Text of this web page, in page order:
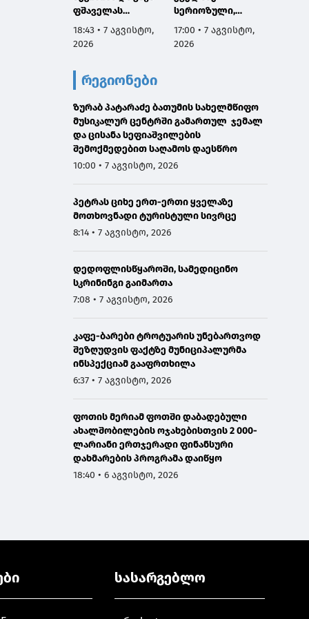
ფშაველას
გამზირების
კვეთიდან ჟვანიას
მოძრაობა
დროებით
შეიზღუდება
18:43 • 7 აგვისტო,
2026
სერიოზული,
ოფიციალური
განცხადება ჩემგან
დამეხმარეთ
გაზიარებაში"
17:00 • 7 აგვისტო,
2026
რეგიონები
ზურაბ პატარაძე ბათუმის სახელმწიფო
მუსიკალურ ცენტრში გამართულ ჯემალ
და ცისანა სეფიაშვილების
შემოქმედებით საღამოს დაესწრო
10:00 • 7 აგვისტო, 2026
პეტრას ციხე ერთ-ერთი ყველაზე
მოთხოვნადი ტურისტული სივრცე
8:14 • 7 აგვისტო, 2026
დედოფლისწყაროში, სამედიცინო
სკრინინგი გაიმართა
7:08 • 7 აგვისტო, 2026
კაფე-ბარები ტროტუარის უნებართვოდ
შეზღუდვის ფაქტზე მუნიციპალურმა
ინსპექციამ გააფრთხილა
6:37 • 7 აგვისტო, 2026
ფოთის მერიამ ფოთში დაბადებული
ახალშობილების ოჯახებისთვის 2 000-
ლარიანი ერთჯერადი ფინანსური
დახმარების პროგრამა დაიწყო
18:40 • 6 აგვისტო, 2026
სასარგებლო